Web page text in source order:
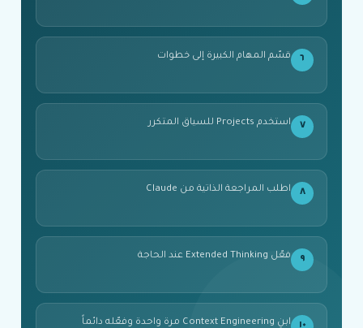
٦ قسّم المهام الكبيرة إلى خطوات
٧ استخدم Projects للسياق المتكرر
٨ اطلب المراجعة الذاتية من Claude
٩ فعّل Extended Thinking عند الحاجة
ابنِ Context Engineering مرة واحدة وفعّله دائماً